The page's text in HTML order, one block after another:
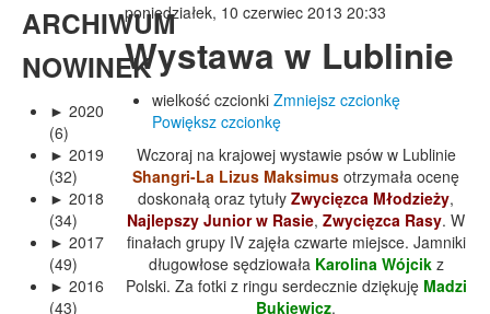
poniedziałek, 10 czerwiec 2013 20:33
Wystawa w Lublinie
wielkość czcionki Zmniejsz czcionkę
Powiększ czcionkę
Wczoraj na krajowej wystawie psów w Lublinie
Shangri-La Lizus Maksimus otrzymała ocenę
doskonałą oraz tytułyZwycięzca Młodzieży,
Najlepszy Junior w Rasie,Zwycięzca Rasy. W
finałach grupy IV zajęła czwarte miejsce. Jamniki
długowłose sędziowała Karolina Wójcikz
Polski. Za fotki z ringu serdecznie dziękuję Madzi
Bukiewicz.
ARCHIWUM
NOWINEK
► 2020
(6)
► 2019
(32)
► 2018
(34)
► 2017
(49)
► 2016
(43)